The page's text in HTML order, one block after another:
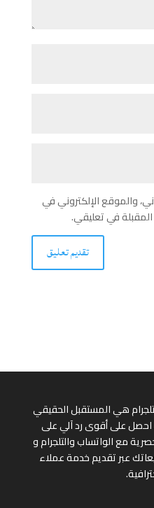
والموقع الإلكتروني في
في تعليقي.
هي المستقبل الحقيقي
احصل على أقوى رد آلي على
مع الواتساب والتلجرام و
عبر تقديم خدمة عملاء